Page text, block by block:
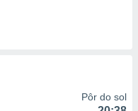
Pôr do sol